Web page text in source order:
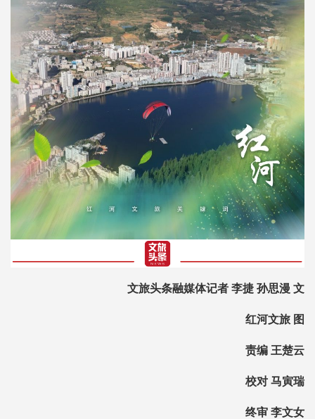
文旅头条融媒体记者 李捷 孙思漫 文
红河文旅 图
责编 王楚云
校对 马寅瑞
终审 李文女